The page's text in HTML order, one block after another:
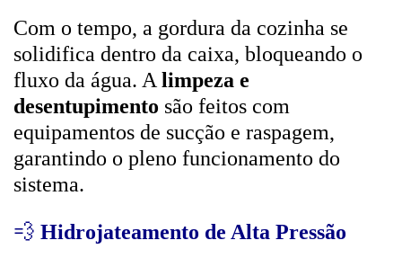
Com o tempo, a gordura da cozinha se
solidifica dentro da caixa, bloqueando o
fluxo da água. A limpeza e
desentupimento são feitos com
equipamentos de sucção e raspagem,
garantindo o pleno funcionamento do
sistema.
💨 Hidrojateamento de Alta Pressão